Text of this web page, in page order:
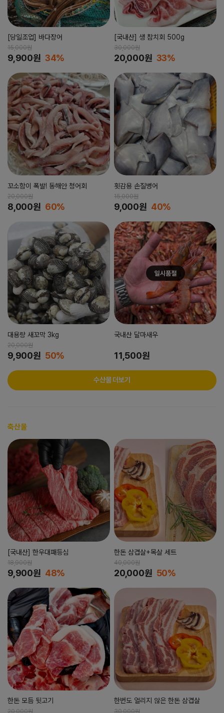
[당일조업] 바다장어
15,000원
9,900원 34%
[국내산] 생 참치회 500g
30,000원
20,000원 33%
꼬소함이 폭발! 동해안 청어회
20,000원
8,000원 60%
횟감용 손질병어
15,000원
9,000원 40%
대용량 새꼬막 3kg
20,000원
9,900원 50%
국내산 달마새우
11,500원
수산물 더보기
축산물
[국내산] 한우대패등심
18,900원
9,900원 48%
한돈 삼겹살+목살 세트
40,000원
20,000원 50%
한돈 모듬 뒷고기
20,000원
한번도 얼리지 않은 한돈 삼겹살
30,000원